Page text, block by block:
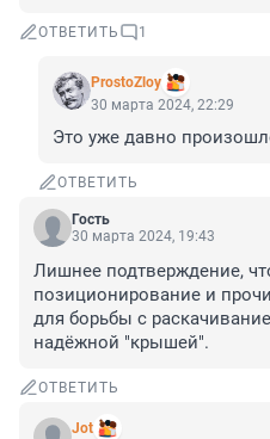
ОТВЕТИТЬ 1
ProstoZloy
30 марта 2024, 22:29
Это уже давно
ОТВЕТИТЬ
Гость
30 марта 2024, 19:43
Лишнее подтверждение,
позиционирование и
для борьбы с
надёжной "крышей".
ОТВЕТИТЬ
Jot